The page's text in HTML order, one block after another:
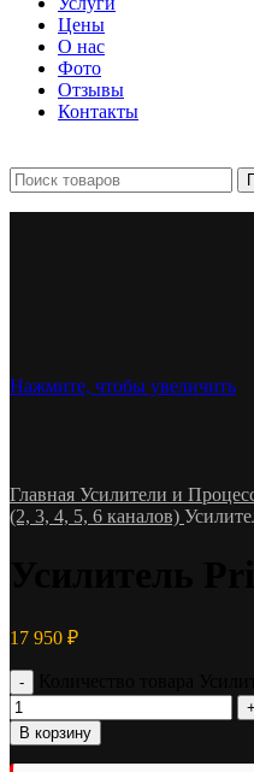
Цены
О нас
Фото
Отзывы
Контакты
Нажмите, чтобы увеличить
Главная Усилители и
(2, 3, 4, 5, 6 каналов)
17 950 ₽
В корзину